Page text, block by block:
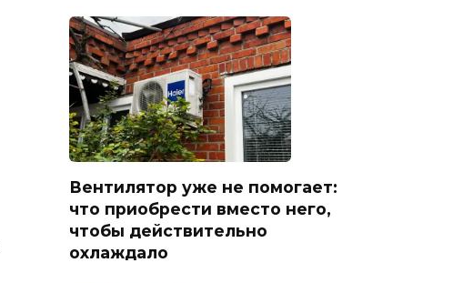
Вентилятор уже не помогает:
что приобрести вместо него,
чтобы действительно
охлаждало